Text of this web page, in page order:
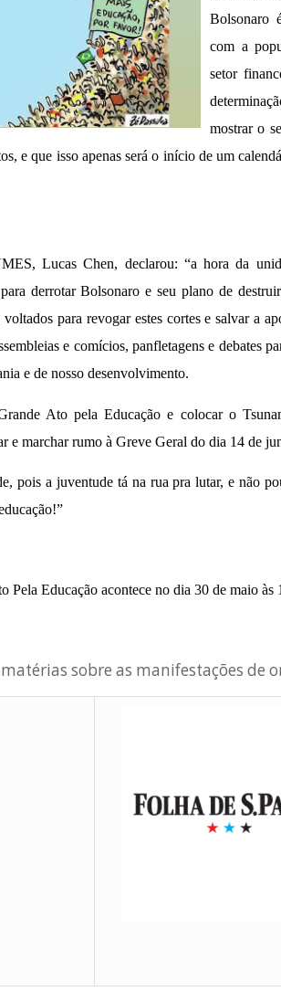
Bolsonaro
com a
setor
mostrar o
e que isso apenas será o início de um
Lucas Chen, declarou: “a hora da
derrotar Bolsonaro e seu plano de
voltados para revogar estes cortes e salvar a
e comícios, panfletagens e debates
e de nosso desenvolvimento.
Ato pela Educação e colocar o
e marchar rumo à Greve Geral do dia 14 de
pois a juventude tá na rua pra lutar, e não
Pela Educação acontece no dia 30 de maio às
sobre as manifestações de